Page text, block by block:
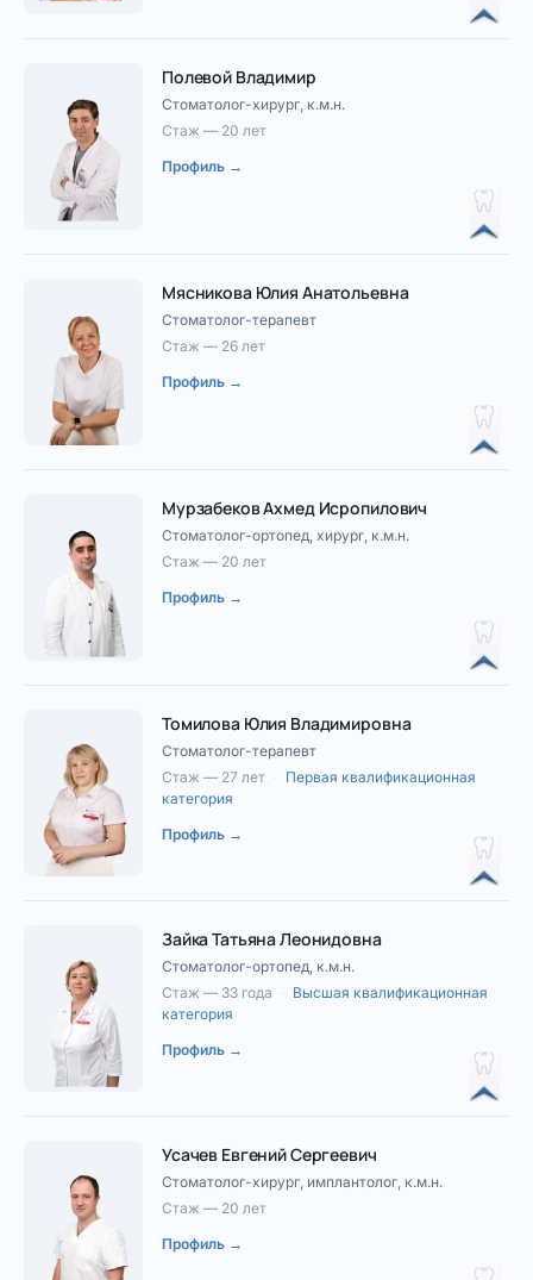
Полевой Владимир
Стоматолог-хирург, к.м.н.
Стаж — 20 лет
Профиль →
Мясникова Юлия Анатольевна
Стоматолог-терапевт
Стаж — 26 лет
Профиль →
Мурзабеков Ахмед Исропилович
Стоматолог-ортопед, хирург, к.м.н.
Стаж — 20 лет
Профиль →
Томилова Юлия Владимировна
Стоматолог-терапевт
Стаж — 27 лет · Первая квалификационная
категория
Профиль →
Зайка Татьяна Леонидовна
Стоматолог-ортопед, к.м.н.
Стаж — 33 года · Высшая квалификационная
категория
Профиль →
Усачев Евгений Сергеевич
Стоматолог-хирург, имплантолог, к.м.н.
Стаж — 20 лет
Профиль →